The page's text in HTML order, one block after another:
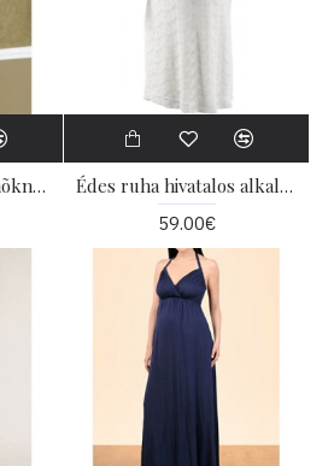
csipke ruha terhes nõknek Édes ruha hivatalos alkalomra
59.00€